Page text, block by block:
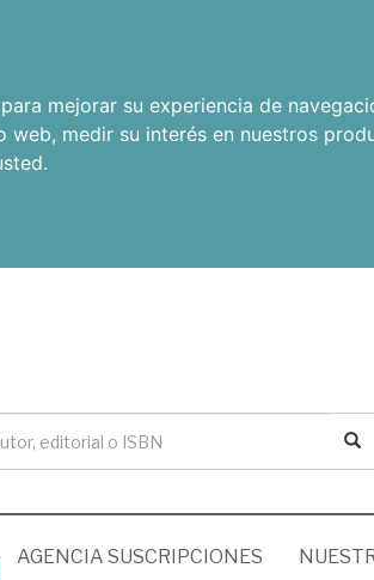
mejorar su experiencia de
web, medir su interés en nuestros
.
AGENCIA SUSCRIPCIONES